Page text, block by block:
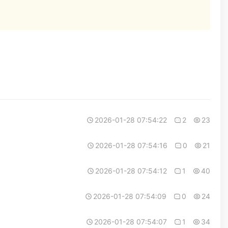
2026-01-28 07:54:22 2 23
2026-01-28 07:54:16 0 21
2026-01-28 07:54:12 1 40
2026-01-28 07:54:09 0 24
2026-01-28 07:54:07 1 34